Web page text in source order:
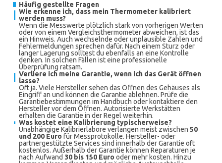
Häufig gestellte Fragen
Wie erkenne ich, dass mein Thermometer kalibriert
werden muss?
Wenn die Messwerte plötzlich stark von vorherigen Werten
oder von einem Vergleichsthermometer abweichen, ist das
ein Hinweis. Auch wechselnde oder unplausible Zahlen und
Fehlermeldungen sprechen dafür. Nach einem Sturz oder
langer Lagerung solltest du ebenfalls an eine Kontrolle
denken. In solchen Fällen ist eine professionelle
Überprüfung ratsam.
Verliere ich meine Garantie, wenn ich das Gerät öffnen
lasse?
Oft ja. Viele Hersteller sehen das Öffnen des Gehäuses als
Eingriff an und können die Garantie ablehnen. Prüfe die
Garantiebestimmungen im Handbuch oder kontaktiere den
Hersteller vor dem Öffnen. Autorisierte Werkstätten
erhalten die Garantie in der Regel weiterhin.
Was kostet eine Kalibrierung typischerweise?
Unabhängige Kalibrierlabore verlangen meist zwischen 50
und 200 Euro für Messprotokolle. Hersteller- oder
partnergestützte Services sind innerhalb der Garantie oft
kostenlos. Außerhalb der Garantie können Reparaturen je
nach Aufwand 30 bis 150 Euro oder mehr kosten. Hinzu